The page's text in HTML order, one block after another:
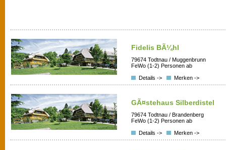
Fidelis BÃ¼hl
79674 Todtnau / Muggenbrunn
FeWo (1-2) Personen ab
Details ->
Merken ->
GÃ¤stehaus Silberdistel
79674 Todtnau / Brandenberg
FeWo (1-2) Personen ab
Details ->
Merken ->